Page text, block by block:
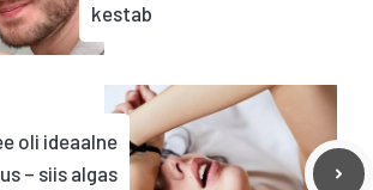
kestab
oli ideaalne
– siis algas